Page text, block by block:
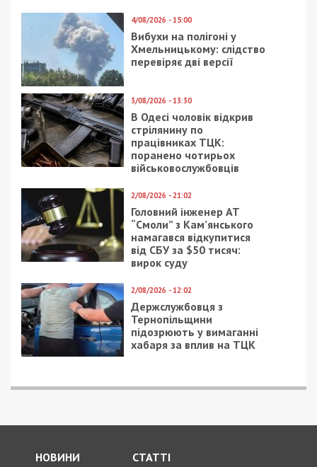
4/08/2026 - 15:00
Вибухи на полігоні у
Хмельницькому: слідство
перевіряє дві версії
3/08/2026 - 13:30
В Одесі чоловік відкрив
стрілянину по
працівниках ТЦК:
поранено чотирьох
військовослужбовців
2/08/2026 - 21:02
Головний інженер АТ
“Смоли” з Кам’янського
намагався відкупитися
від СБУ за $50 тисяч:
вирок суду
2/08/2026 - 12:02
Держслужбовця з
Тернопільщини
підозрюють у вимаганні
хабаря за вплив на ТЦК
НОВИНИ СТАТТІ